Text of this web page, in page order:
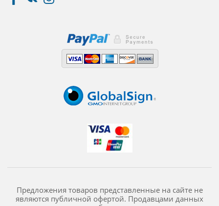
Предложения товаров представленные на сайте не
являются публичной офертой. Продавцами данных